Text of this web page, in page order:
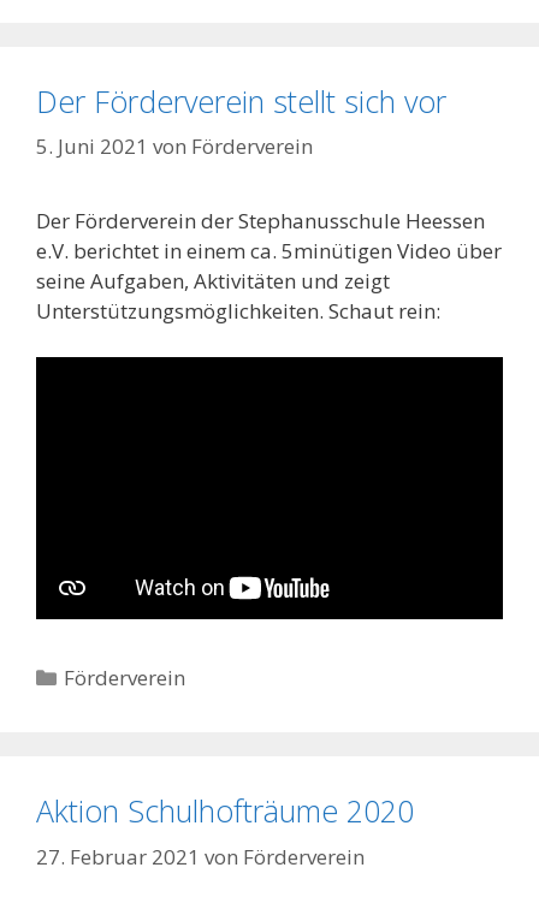
Der Förderverein stellt sich vor
5. Juni 2021 von Förderverein
Der Förderverein der Stephanusschule Heessen
e.V. berichtet in einem ca. 5minütigen Video über
seine Aufgaben, Aktivitäten und zeigt
Unterstützungsmöglichkeiten. Schaut rein:
Kategorien
Förderverein
Aktion Schulhofträume 2020
27. Februar 2021 von Förderverein